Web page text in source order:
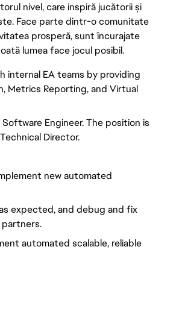
nivel, care inspiră jucătorii și
Face parte dintr-o comunitate
prosperă, sunt încurajate
lumea face jocul posibil.
internal EA teams by providing
Metrics Reporting, and Virtual
Engineer. The position is
Director.
new automated
expected, and debug and fix
partners.
automated scalable, reliable